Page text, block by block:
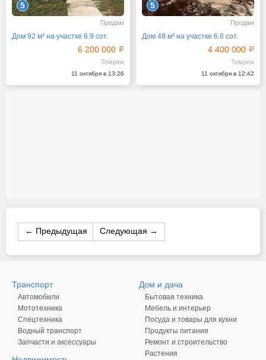
5
Продам
Дом 92 м² на участке 6.9 сот.
6 200 000
Темрюк
11 октября в 13:26
5
Продам
Дом 48 м² на участке 6.8 сот.
4 400 000
Темрюк
11 октября в 12:42
← Предыдущая Следующая →
Транспорт
Автомобили
Мототехника
Спецтехника
Водный транспорт
Запчасти и аксессуары
Дом и дача
Бытовая техника
Мебель и интерьер
Посуда и товары для кухни
Продукты питания
Ремонт и строительство
Растения